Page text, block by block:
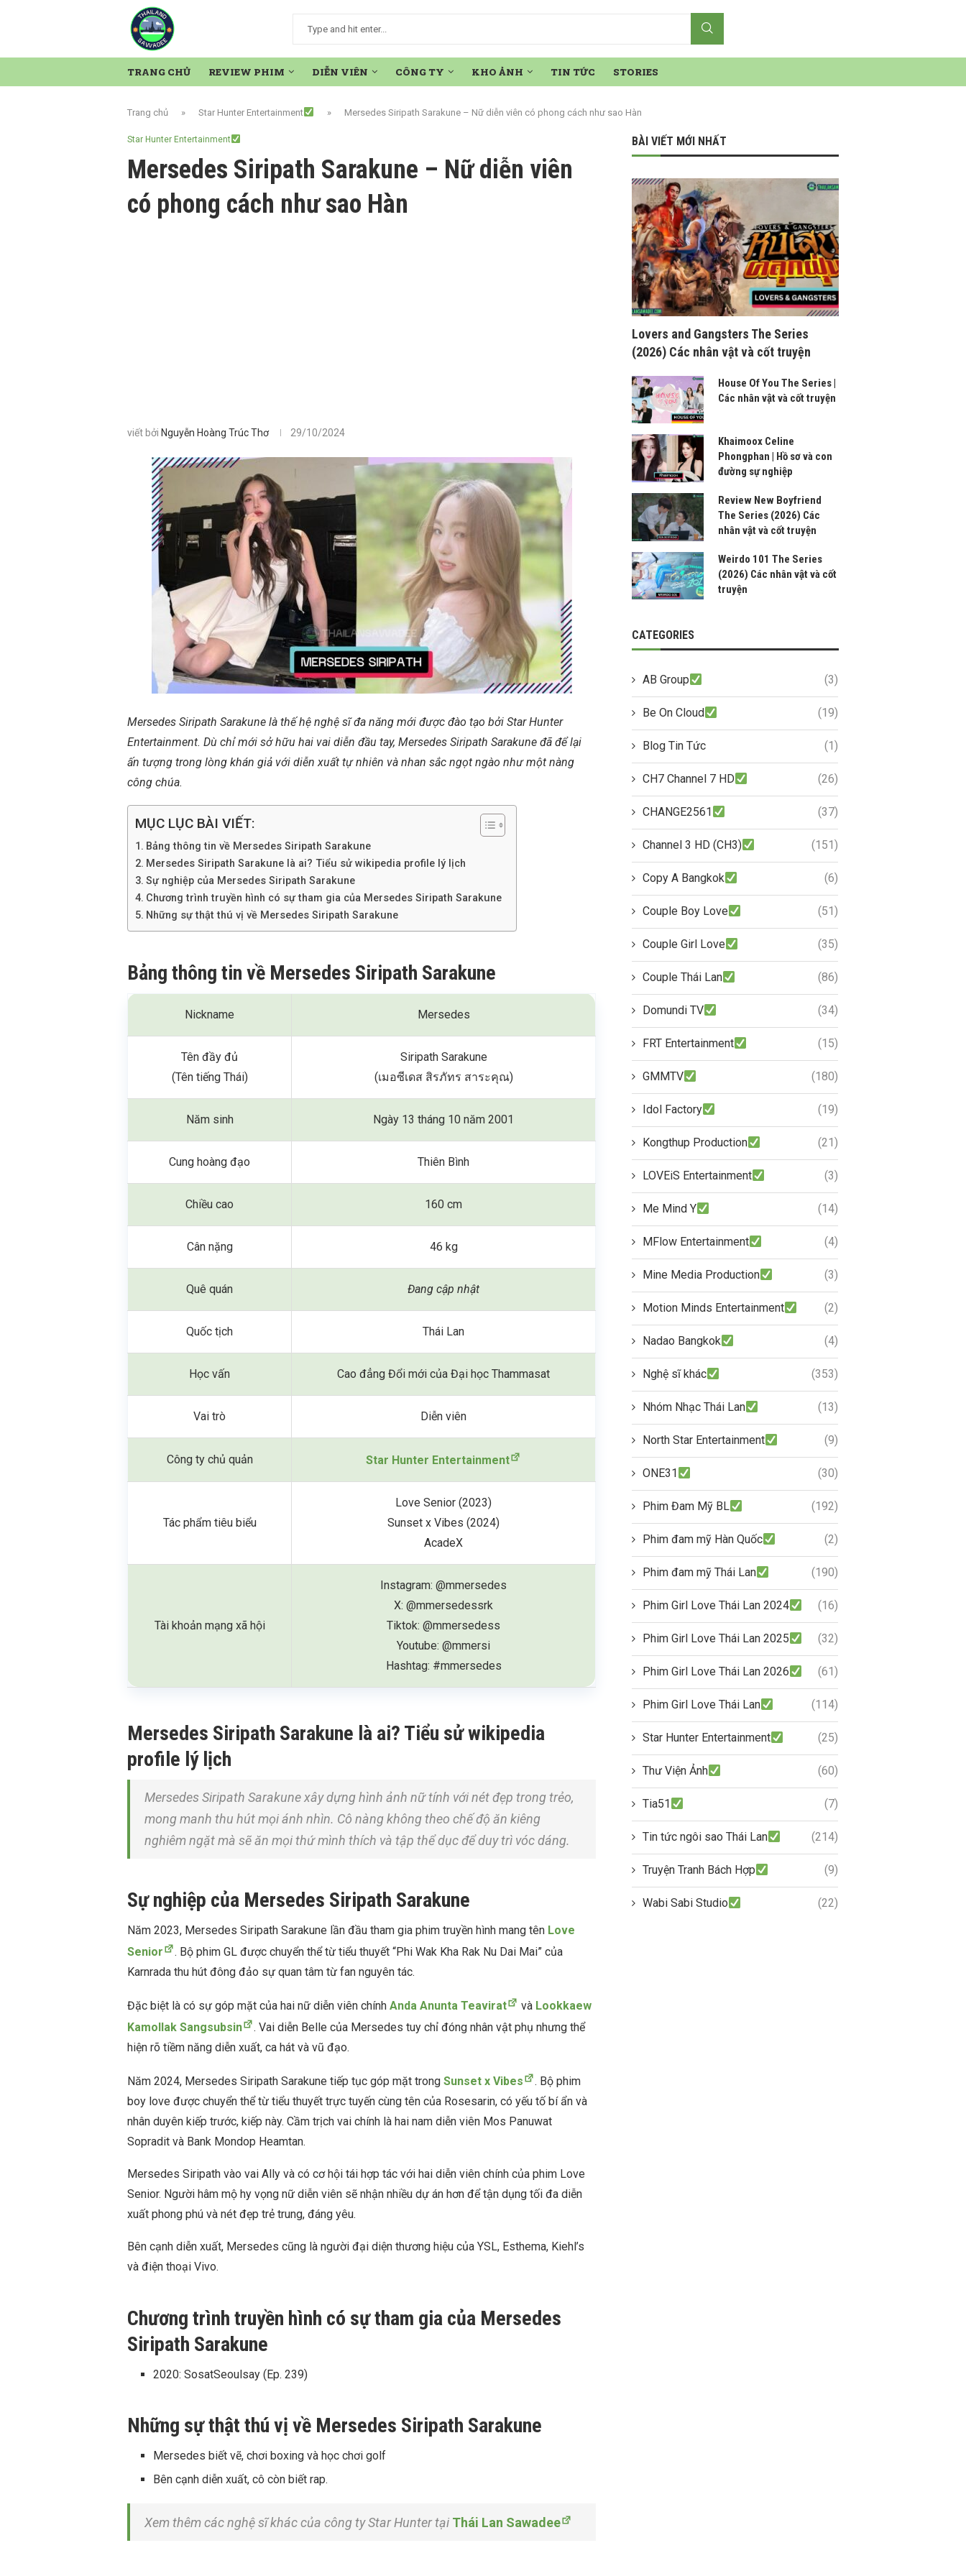
TRANG CHỦ REVIEW PHIM DIỄN VIÊN CÔNG TY KHO ẢNH TIN TỨC STORIES
Trang chủ » Star Hunter Entertainment » Mersedes Siripath Sarakune – Nữ diễn viên có phong cách như sao Hàn
Star Hunter Entertainment
Mersedes Siripath Sarakune – Nữ diễn viên
có phong cách như sao Hàn
viết bởi Nguyễn Hoàng Trúc Thơ 29/10/2024
Mersedes Siripath Sarakune là thế hệ nghệ sĩ đa năng mới được đào tạo bởi Star Hunter
Entertainment. Dù chỉ mới sở hữu hai vai diễn đầu tay, Mersedes Siripath Sarakune đã để lại
ấn tượng trong lòng khán giả với diễn xuất tự nhiên và nhan sắc ngọt ngào như một nàng
công chúa.
MỤC LỤC BÀI VIẾT:
Bảng thông tin về Mersedes Siripath Sarakune
Mersedes Siripath Sarakune là ai? Tiểu sử wikipedia profile lý lịch
Sự nghiệp của Mersedes Siripath Sarakune
Chương trình truyền hình có sự tham gia của Mersedes Siripath Sarakune
Những sự thật thú vị về Mersedes Siripath Sarakune
Bảng thông tin về Mersedes Siripath Sarakune
Nickname Mersedes
Tên đầy đủ
(Tên tiếng Thái)
Siripath Sarakune
(เมอซีเดส สิรภัทร สาระคุณ)
Năm sinh Ngày 13 tháng 10 năm 2001
Cung hoàng đạo Thiên Bình
Chiều cao 160 cm
Cân nặng 46 kg
Quê quán Đang cập nhật
Quốc tịch Thái Lan
Học vấn Cao đẳng Đổi mới của Đại học Thammasat
Vai trò Diễn viên
Công ty chủ quản Star Hunter Entertainment
Tác phẩm tiêu biểu
Love Senior (2023)
Sunset x Vibes (2024)
AcadeX
Tài khoản mạng xã hội
Instagram: @mmersedes
X: @mmersedessrk
Tiktok: @mmersedess
Youtube: @mmersi
Hashtag: #mmersedes
Mersedes Siripath Sarakune là ai? Tiểu sử wikipedia
profile lý lịch
Mersedes Siripath Sarakune xây dựng hình ảnh nữ tính với nét đẹp trong trẻo,
mong manh thu hút mọi ánh nhìn. Cô nàng không theo chế độ ăn kiêng
nghiêm ngặt mà sẽ ăn mọi thứ mình thích và tập thể dục để duy trì vóc dáng.
Sự nghiệp của Mersedes Siripath Sarakune
Năm 2023, Mersedes Siripath Sarakune lần đầu tham gia phim truyền hình mang tên Love
Senior
. Bộ phim GL được chuyển thể từ tiểu thuyết “Phi Wak Kha Rak Nu Dai Mai” của
Karnrada thu hút đông đảo sự quan tâm từ fan nguyên tác.
Đặc biệt là có sự góp mặt của hai nữ diễn viên chính Anda Anunta Teavirat và Lookkaew
Kamollak Sangsubsin
. Vai diễn Belle của Mersedes tuy chỉ đóng nhân vật phụ nhưng thể
hiện rõ tiềm năng diễn xuất, ca hát và vũ đạo.
Năm 2024, Mersedes Siripath Sarakune tiếp tục góp mặt trong Sunset x Vibes
. Bộ phim
boy love được chuyển thể từ tiểu thuyết trực tuyến cùng tên của Rosesarin, có yếu tố bí ẩn và
nhân duyên kiếp trước, kiếp này. Cầm trịch vai chính là hai nam diễn viên Mos Panuwat
Sopradit và Bank Mondop Heamtan.
Mersedes Siripath vào vai Ally và có cơ hội tái hợp tác với hai diễn viên chính của phim Love
Senior. Người hâm mộ hy vọng nữ diễn viên sẽ nhận nhiều dự án hơn để tận dụng tối đa diễn
xuất phong phú và nét đẹp trẻ trung, đáng yêu.
Bên cạnh diễn xuất, Mersedes cũng là người đại diện thương hiệu của YSL, Esthema, Kiehl’s
và điện thoại Vivo.
Chương trình truyền hình có sự tham gia của Mersedes
Siripath Sarakune
2020: SosatSeoulsay (Ep. 239)
Những sự thật thú vị về Mersedes Siripath Sarakune
Mersedes biết vẽ, chơi boxing và học chơi golf
Bên cạnh diễn xuất, cô còn biết rap.
Xem thêm các nghệ sĩ khác của công ty Star Hunter tại Thái Lan Sawadee
BÀI VIẾT MỚI NHẤT
Lovers and Gangsters The Series
(2026) Các nhân vật và cốt truyện
House Of You The Series |
Các nhân vật và cốt truyện
Khaimoox Celine
Phongphan | Hồ sơ và con
đường sự nghiệp
Review New Boyfriend
The Series (2026) Các
nhân vật và cốt truyện
Weirdo 101 The Series
(2026) Các nhân vật và cốt
truyện
CATEGORIES
AB Group (3)
Be On Cloud (19)
Blog Tin Tức (1)
CH7 Channel 7 HD (26)
CHANGE2561 (37)
Channel 3 HD (CH3) (151)
Copy A Bangkok (6)
Couple Boy Love (51)
Couple Girl Love (35)
Couple Thái Lan (86)
Domundi TV (34)
FRT Entertainment (15)
GMMTV (180)
Idol Factory (19)
Kongthup Production (21)
LOVEiS Entertainment (3)
Me Mind Y (14)
MFlow Entertainment (4)
Mine Media Production (3)
Motion Minds Entertainment (2)
Nadao Bangkok (4)
Nghệ sĩ khác (353)
Nhóm Nhạc Thái Lan (13)
North Star Entertainment (9)
ONE31 (30)
Phim Đam Mỹ BL (192)
Phim đam mỹ Hàn Quốc (2)
Phim đam mỹ Thái Lan (190)
Phim Girl Love Thái Lan 2024 (16)
Phim Girl Love Thái Lan 2025 (32)
Phim Girl Love Thái Lan 2026 (61)
Phim Girl Love Thái Lan (114)
Star Hunter Entertainment (25)
Thư Viện Ảnh (60)
Tia51 (7)
Tin tức ngôi sao Thái Lan (214)
Truyện Tranh Bách Hợp (9)
Wabi Sabi Studio (22)